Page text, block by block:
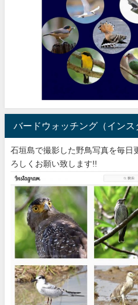
バードウォッチング（インス
石垣島で撮影した野鳥写真を毎日
ろしくお願い致します!!